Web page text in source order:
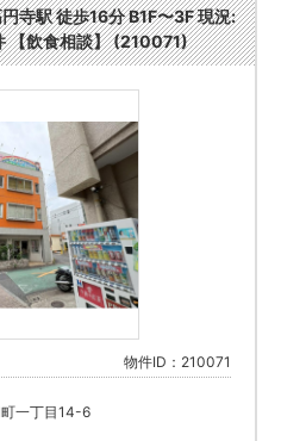
寺駅 徒歩16分 B1F〜3F 現況:
【飲食相談】 (210071)
物件ID：210071
一丁目14-6